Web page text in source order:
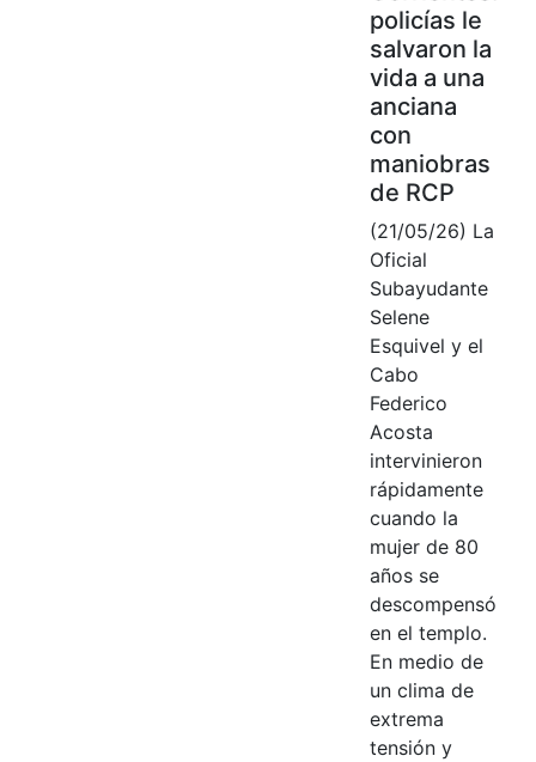
policías le
salvaron la
vida a una
anciana
con
maniobras
de RCP
(21/05/26) La
Oficial
Subayudante
Selene
Esquivel y el
Cabo
Federico
Acosta
intervinieron
rápidamente
cuando la
mujer de 80
años se
descompensó
en el templo.
En medio de
un clima de
extrema
tensión y